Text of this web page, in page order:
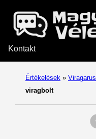
Kontakt
Értékelések » Viragarus
viragbolt